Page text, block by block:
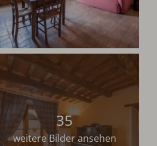
35
weitere Bilder ansehen